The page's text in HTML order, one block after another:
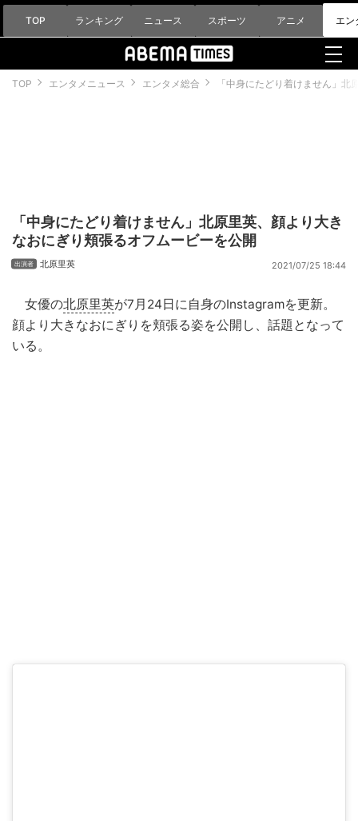
TOP ランキング ニュース スポーツ アニメ エン
TOP エンタメニュース エンタメ総合 「中身にたどり着けません」
「中身にたどり着けません」北原里英、顔より大き
なおにぎり頬張るオフムービーを公開
北原里英 2021/07/25 18:44
女優の北原里英が7月24日に自身のInstagramを更新。
顔より大きなおにぎりを頬張る姿を公開し、話題となって
いる。